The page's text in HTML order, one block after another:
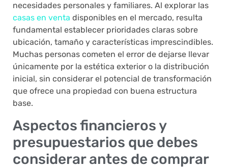
necesidades personales y familiares. Al explorar las
casas en venta disponibles en el mercado, resulta
fundamental establecer prioridades claras sobre
ubicación, tamaño y características imprescindibles.
Muchas personas cometen el error de dejarse llevar
únicamente por la estética exterior o la distribución
inicial, sin considerar el potencial de transformación
que ofrece una propiedad con buena estructura
base.
Aspectos financieros y
presupuestarios que debes
considerar antes de comprar